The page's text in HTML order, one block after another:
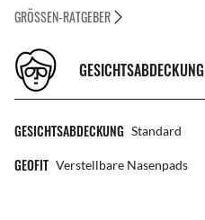
GRÖSSEN-RATGEBER
GESICHTSABDECKUNG
GESICHTSABDECKUNG Standard
GEOFIT Verstellbare Nasenpads